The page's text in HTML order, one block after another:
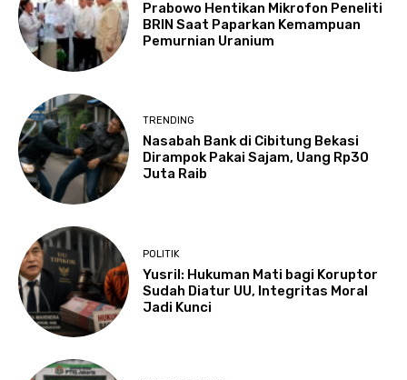
Prabowo Hentikan Mikrofon Peneliti
BRIN Saat Paparkan Kemampuan
Pemurnian Uranium
TRENDING
Nasabah Bank di Cibitung Bekasi
Dirampok Pakai Sajam, Uang Rp30
Juta Raib
POLITIK
Yusril: Hukuman Mati bagi Koruptor
Sudah Diatur UU, Integritas Moral
Jadi Kunci